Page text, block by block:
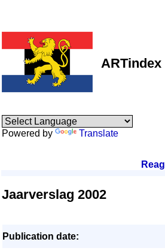
Powered by Translate
Jaarverslag 2002
Publication date: